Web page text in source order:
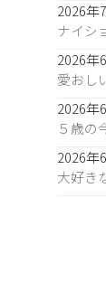
2026年
ナイシ
2026年
愛おし
2026年
５歳の
2026年
大好き